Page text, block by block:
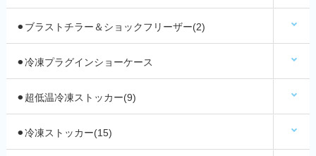
⚫︎ブラストチラー＆ショックフリーザー(2)
⚫︎冷凍プラグインショーケース
⚫︎超低温冷凍ストッカー(9)
⚫︎冷凍ストッカー(15)